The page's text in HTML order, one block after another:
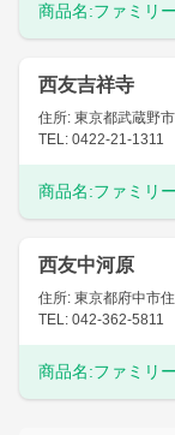
商品名:ファミリ
西友吉祥寺
住所: 東京都武蔵野
TEL: 0422-21-1311
商品名:ファミリ
西友中河原
住所: 東京都府中市
TEL: 042-362-5811
商品名:ファミリ